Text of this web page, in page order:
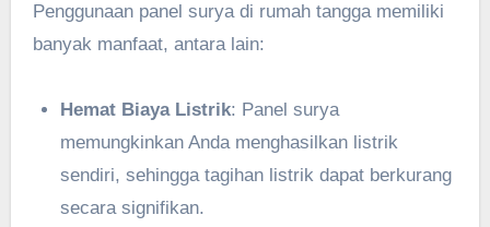
Penggunaan panel surya di rumah tangga memiliki
banyak manfaat, antara lain:
Hemat Biaya Listrik: Panel surya
memungkinkan Anda menghasilkan listrik
sendiri, sehingga tagihan listrik dapat berkurang
secara signifikan.